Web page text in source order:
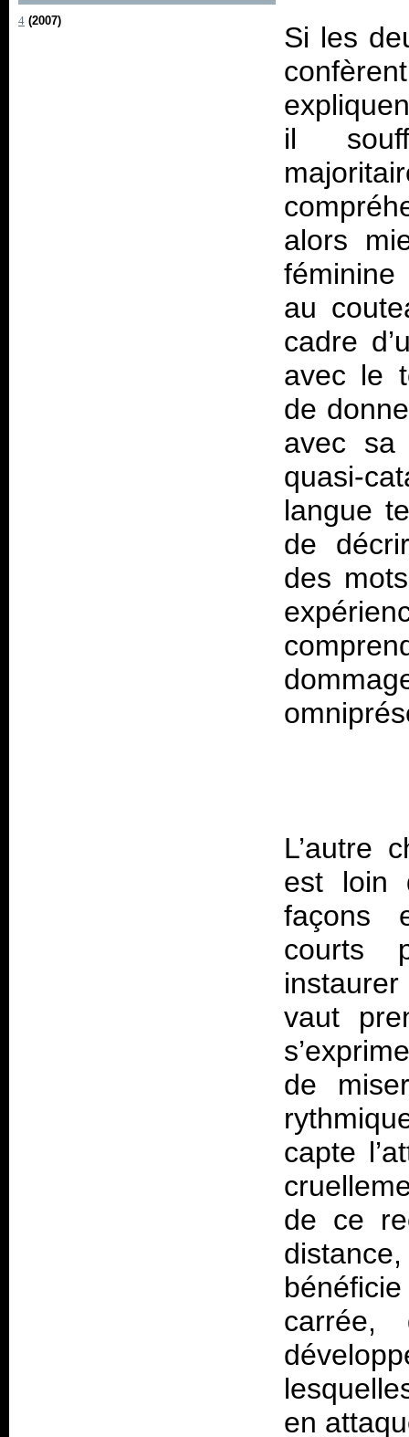
4 (2007)
Si les
il
alors
au
cadre
avec le
de
avec sa
quasi-
langue
de
des
L’autre
est loin
façons
courts
vaut
de
capte
de ce